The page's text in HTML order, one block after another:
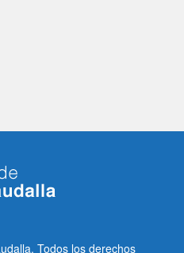
Todos los derechos